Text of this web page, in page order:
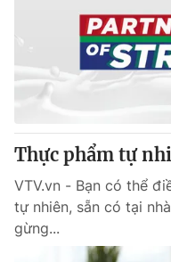
Thực phẩm tự
VTV.vn - Bạn có thể
tự nhiên, sẵn có tại
gừng...